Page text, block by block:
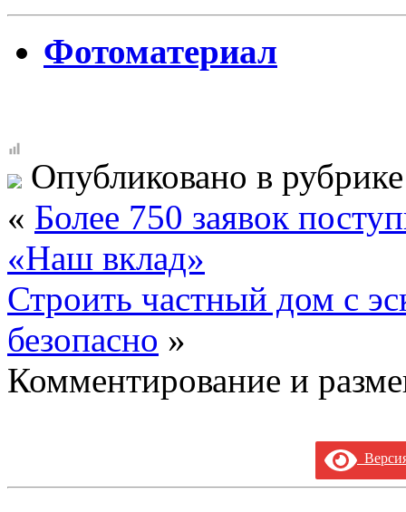
Фотоматериал
Опубликовано в
« Более 750 заявок
«Наш вклад»
Строить частный дом с
безопасно »
Комментирование и